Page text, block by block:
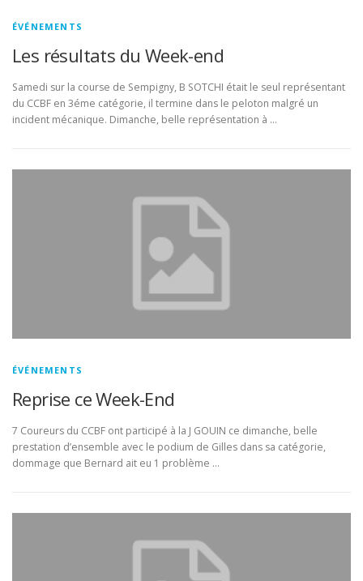
ÉVÉNEMENTS
Les résultats du Week-end
Samedi sur la course de Sempigny, B SOTCHI était le seul représentant
du CCBF en 3éme catégorie, il termine dans le peloton malgré un
incident mécanique. Dimanche, belle représentation à …
ÉVÉNEMENTS
Reprise ce Week-End
7 Coureurs du CCBF ont participé à la J GOUIN ce dimanche, belle
prestation d’ensemble avec le podium de Gilles dans sa catégorie,
dommage que Bernard ait eu 1 problème …